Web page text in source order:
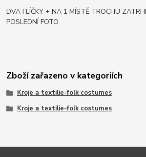
DVA FLÍČKY + NA 1 MÍSTĚ TROCHU
POSLEDNÍ FOTO
Zboží zařazeno v kategoriích
Kroje a textilie-folk costumes
Kroje a textilie-folk costumes